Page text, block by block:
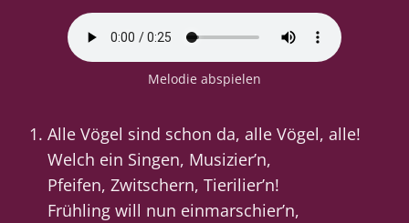
Melodie abspielen
Alle Vögel sind schon da, alle Vögel, alle!
Welch ein Singen, Musizier’n,
Pfeifen, Zwitschern, Tierilier’n!
Frühling will nun einmarschier’n,